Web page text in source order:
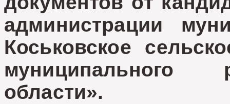
администрации
Коськовское
муниципального
области».